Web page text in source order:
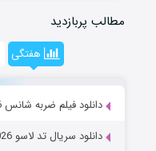
مطالب پربازدید
هفتگی
دانلود فیلم ضربه شانس Lucky Strike 2026
دانلود سریال تد لاسو Ted Lasso 2020-2026